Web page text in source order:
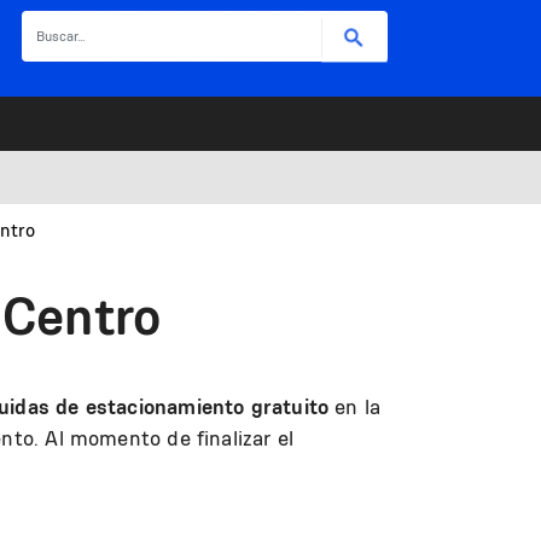
de estacionamiento gratuito en la
Al momento de finalizar el